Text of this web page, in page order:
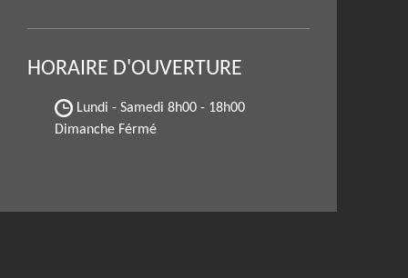
HORAIRE D'OUVERTURE
Lundi - Samedi 8h00 - 18h00
Dimanche Férmé